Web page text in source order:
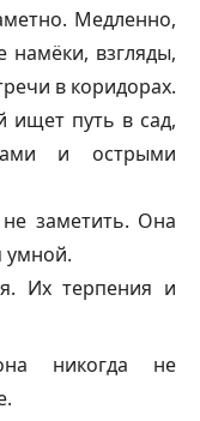
Медленно,
намёки, взгляды,
в коридорах.
ищет путь в сад,
и острыми
заметить. Она
Их терпения и
никогда не